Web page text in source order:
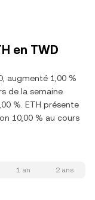
en TWD
augmenté 1,00 %
de la semaine
%. ETH présente
10,00 % au cours
1 an 2 ans